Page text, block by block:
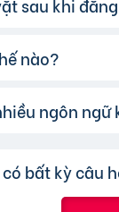
tiết, rõ ràng.
để tăng khả
sau khi
sửa đổi tiêu
nào?
đo lường
ngôn ngữ
nhận các tin
có bất kỳ câu